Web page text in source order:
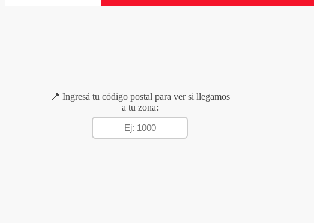
📍 Ingresá tu código postal para ver si llegamos
a tu zona: